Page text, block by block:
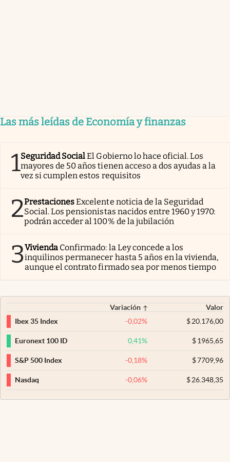
Las más leídas de Economía y finanzas
1Seguridad SocialEl Gobierno lo hace oficial. Los
mayores de 50 años tienen acceso a dos ayudas a la
vez si cumplen estos requisitos
2PrestacionesExcelente noticia de la Seguridad
Social. Los pensionistas nacidos entre 1960 y 1970:
podrán acceder al 100% de la jubilación
3Vivienda Confirmado: la Ley concede a los
inquilinos permanecer hasta 5 años en la vivienda,
aunque el contrato firmado sea por menos tiempo
Variación
Valor
Ibex 35 Index
-0,02% $20.176,00
Euronext 100 ID 0,41% $1965,65
S&P 500 Index -0,18% $7709,96
Nasdaq -0,06% $26.348,35